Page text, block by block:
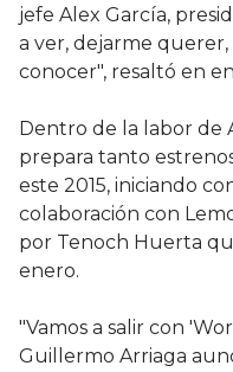
jefe Alex García,
a ver, dejarme
conocer", resaltó en
Dentro de la labor de
prepara tanto
este 2015, iniciando
colaboración con
por Tenoch Huerta
enero.
"Vamos a salir con
Guillermo Arriaga